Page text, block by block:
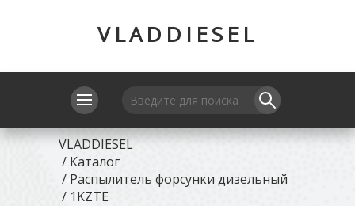
VLADDIESEL
VLADDIESEL
/ Каталог
/ Распылитель форсунки дизельный
/ 1KZTE